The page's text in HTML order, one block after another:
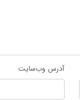
آدرس وب‌سایت